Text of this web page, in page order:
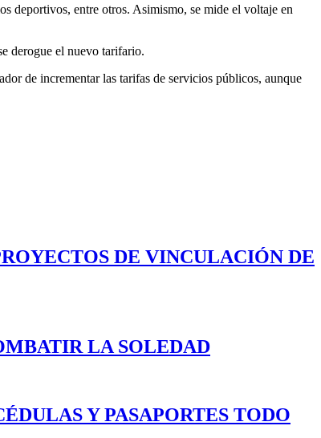
deportivos, entre otros. Asimismo, se mide el voltaje en
derogue el nuevo tarifario.
de incrementar las tarifas de servicios públicos, aunque
DE VINCULACIÓN DE
LA SOLEDAD
Y PASAPORTES TODO